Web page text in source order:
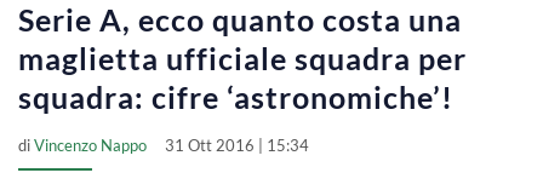
Serie A, ecco quanto costa una
maglietta ufficiale squadra per
squadra: cifre ‘astronomiche’!
diVincenzo Nappo 31 Ott 2016 | 15:34